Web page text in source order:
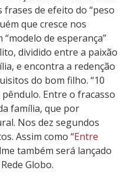
frases de efeito do “peso
que cresce nos
“modelo de esperança”
dividido entre a paixão
e encontra a redenção
do bom filho. “10
Entre o fracasso
família, que por
Nos dez segundos
Assim como “Entre
também será lançado
Globo.